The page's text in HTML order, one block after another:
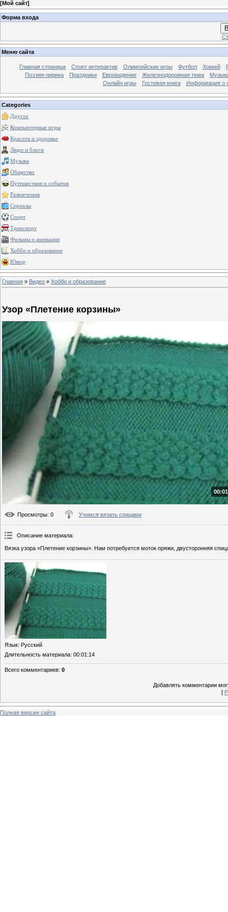
[Мой сайт]
Форма входа
Меню сайта
Главная страница Спорт интерактив Олимпийские игры Футбол Хоккей
Поэзия-лирика
Праздники Евровидение Железнодорожная тема
Онлайн игры
Гостевая книга Информация о
Categories
Другое
Компьютерные игры
Красота и здоровье
Люди и блоги
Музыка
Общество
Путешествия и события
Развлечения
Сериалы
Спорт
Транспорт
Фильмы и анимация
Хобби и образование
Юмор
Главная » Видео » Хобби и образование
Узор «Плетение корзины»
Просмотры: 0 Учимся вязать спицами
Описание материала:
Вязка узора «Плетение корзины». Нам потребуется моток пряжи, двусторонняя
Язык: Русский
Длительность материала: 00:01:14
Всего комментариев: 0
Добавлять комментарии
[
Полная версия сайта